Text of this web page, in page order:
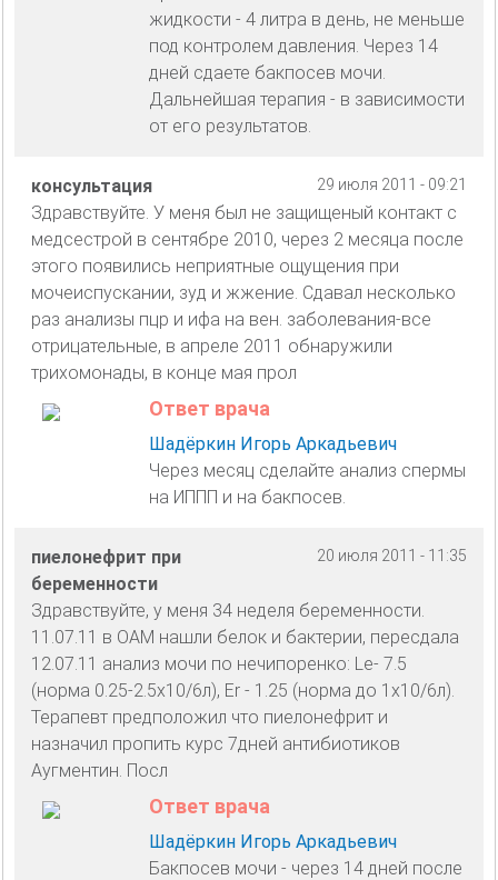
жидкости - 4 литра в день, не меньше
под контролем давления. Через 14
дней сдаете бакпосев мочи.
Дальнейшая терапия - в зависимости
от его результатов.
29 июля 2011 - 09:21
консультация
Здравствуйте. У меня был не защищеный контакт с
медсестрой в сентябре 2010, через 2 месяца после
этого появились неприятные ощущения при
мочеиспускании, зуд и жжение. Сдавал несколько
раз анализы пцр и ифа на вен. заболевания-все
отрицательные, в апреле 2011 обнаружили
трихомонады, в конце мая прол
Ответ врача
Шадёркин Игорь Аркадьевич
Через месяц сделайте анализ спермы
на ИППП и на бакпосев.
20 июля 2011 - 11:35
пиелонефрит при
беременности
Здравствуйте, у меня 34 неделя беременности.
11.07.11 в ОАМ нашли белок и бактерии, пересдала
12.07.11 анализ мочи по нечипоренко: Le- 7.5
(норма 0.25-2.5x10/6л), Er - 1.25 (норма до 1х10/6л).
Терапевт предположил что пиелонефрит и
назначил пропить курс 7дней антибиотиков
Аугментин. Посл
Ответ врача
Шадёркин Игорь Аркадьевич
Бакпосев мочи - через 14 дней после